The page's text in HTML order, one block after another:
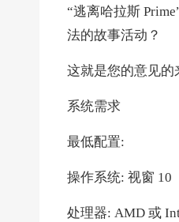
“逃离哈拉斯
法的故事活动？
这就是您的意见的
系统需求
最低配置:
操作系统: 视窗 10
处理器: AMD 或